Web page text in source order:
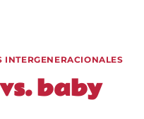
INTERGENERACIONALES
baby